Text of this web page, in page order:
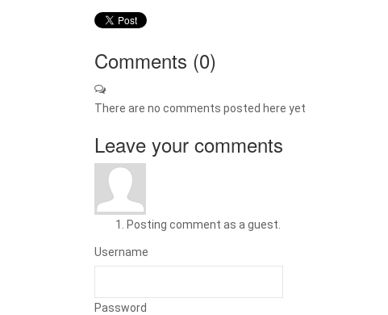
Comments (0)
There are no comments posted here yet
Leave your comments
Posting comment as a guest.
Username
Password